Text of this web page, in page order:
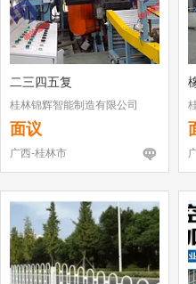
二三四五复
桂林锦辉智能制造有限公司
面议
广西-桂林市